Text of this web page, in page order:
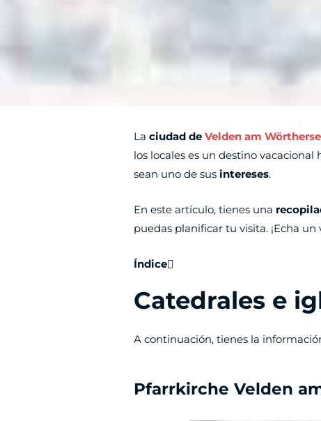
La ciudad de Velden am
los locales es un destino
sean uno de sus intereses.
En este artículo, tienes una
puedas planificar tu visita. ¡Echa
Índice
Catedrales e
A continuación, tienes la
Pfarrkirche Velden